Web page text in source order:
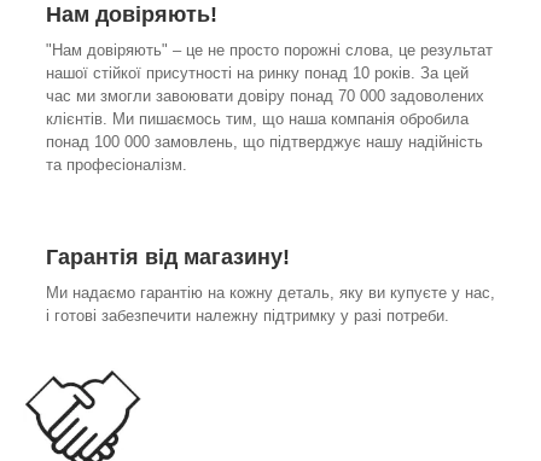
Нам довіряють!
"Нам довіряють" – це не просто порожні слова, це результат
нашої стійкої присутності на ринку понад 10 років. За цей
час ми змогли завоювати довіру понад 70 000 задоволених
клієнтів. Ми пишаємось тим, що наша компанія обробила
понад 100 000 замовлень, що підтверджує нашу надійність
та професіоналізм.
Гарантія від магазину!
Ми надаємо гарантію на кожну деталь, яку ви купуєте у нас,
і готові забезпечити належну підтримку у разі потреби.